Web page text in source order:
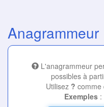
Anagrammeur
L'anagrammeur
possibles à
Utilisez ? comme
Exemples :